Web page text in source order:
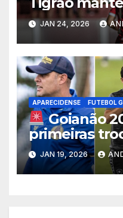
no OBA e
do Goianão
JAN 24, 2026
APARECIDENSE FUTEBOL
Goianão
primeiras
já na 3ª
e Goiatuba
JAN 19, 2026